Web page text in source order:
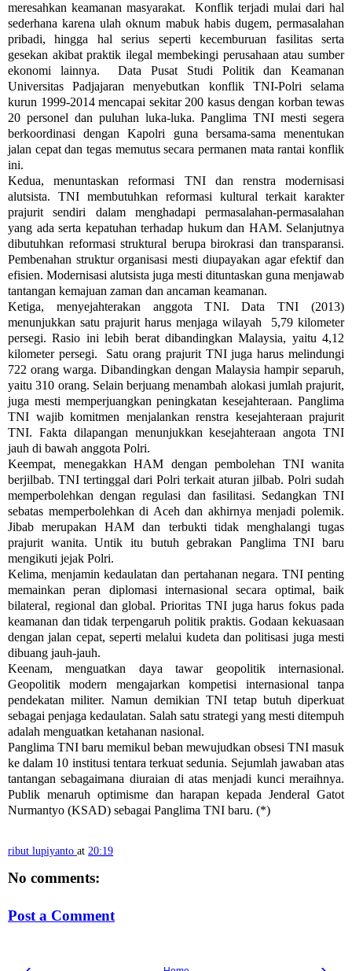
meresahkan keamanan masyarakat. Konflik terjadi mulai dari hal
sederhana karena ulah oknum mabuk habis dugem, permasalahan
pribadi, hingga hal serius seperti kecemburuan fasilitas serta
gesekan akibat praktik ilegal membekingi perusahaan atau sumber
ekonomi lainnya. Data Pusat Studi Politik dan Keamanan
Universitas Padjajaran menyebutkan konflik TNI-Polri selama
kurun 1999-2014 mencapai sekitar 200 kasus dengan korban tewas
20 personel dan puluhan luka-luka. Panglima TNI mesti segera
berkoordinasi dengan Kapolri guna bersama-sama menentukan
jalan cepat dan tegas memutus secara permanen mata rantai konflik
ini.
Kedua, menuntaskan reformasi TNI dan renstra modernisasi
alutsista. TNI membutuhkan reformasi kultural terkait karakter
prajurit sendiri dalam menghadapi permasalahan-permasalahan
yang ada serta kepatuhan terhadap hukum dan HAM. Selanjutnya
dibutuhkan reformasi struktural berupa birokrasi dan transparansi.
Pembenahan struktur organisasi mesti diupayakan agar efektif dan
efisien. Modernisasi alutsista juga mesti dituntaskan guna menjawab
tantangan kemajuan zaman dan ancaman keamanan.
Ketiga, menyejahterakan anggota TNI. Data TNI (2013)
menunjukkan satu prajurit harus menjaga wilayah 5,79 kilometer
persegi. Rasio ini lebih berat dibandingkan Malaysia, yaitu 4,12
kilometer persegi. Satu orang prajurit TNI juga harus melindungi
722 orang warga. Dibandingkan dengan Malaysia hampir separuh,
yaitu 310 orang. Selain berjuang menambah alokasi jumlah prajurit,
juga mesti memperjuangkan peningkatan kesejahteraan. Panglima
TNI wajib komitmen menjalankan renstra kesejahteraan prajurit
TNI. Fakta dilapangan menunjukkan kesejahteraan angota TNI
jauh di bawah anggota Polri.
Keempat, menegakkan HAM dengan pembolehan TNI wanita
berjilbab. TNI tertinggal dari Polri terkait aturan jilbab. Polri sudah
memperbolehkan dengan regulasi dan fasilitasi. Sedangkan TNI
sebatas memperbolehkan di Aceh dan akhirnya menjadi polemik.
Jibab merupakan HAM dan terbukti tidak menghalangi tugas
prajurit wanita. Untik itu butuh gebrakan Panglima TNI baru
mengikuti jejak Polri.
Kelima, menjamin kedaulatan dan pertahanan negara. TNI penting
memainkan peran diplomasi internasional secara optimal, baik
bilateral, regional dan global. Prioritas TNI juga harus fokus pada
keamanan dan tidak terpengaruh politik praktis. Godaan kekuasaan
dengan jalan cepat, seperti melalui kudeta dan politisasi juga mesti
dibuang jauh-jauh.
Keenam, menguatkan daya tawar geopolitik internasional.
Geopolitik modern mengajarkan kompetisi internasional tanpa
pendekatan militer. Namun demikian TNI tetap butuh diperkuat
sebagai penjaga kedaulatan. Salah satu strategi yang mesti ditempuh
adalah menguatkan ketahanan nasional.
Panglima TNI baru memikul beban mewujudkan obsesi TNI masuk
ke dalam 10 institusi tentara terkuat sedunia. Sejumlah jawaban atas
tantangan sebagaimana diuraian di atas menjadi kunci meraihnya.
Publik menaruh optimisme dan harapan kepada Jenderal Gatot
Nurmantyo (KSAD) sebagai Panglima TNI baru. (*)
ribut lupiyanto at 20:19
No comments:
Post a Comment